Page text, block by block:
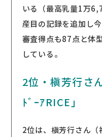
いる（最高乳量1万
産目の記録を追加し
審査得点も87点と体
している。
2位・槇芳行さ
ﾄﾞｰｱRICE」
2位は、槇芳行さん